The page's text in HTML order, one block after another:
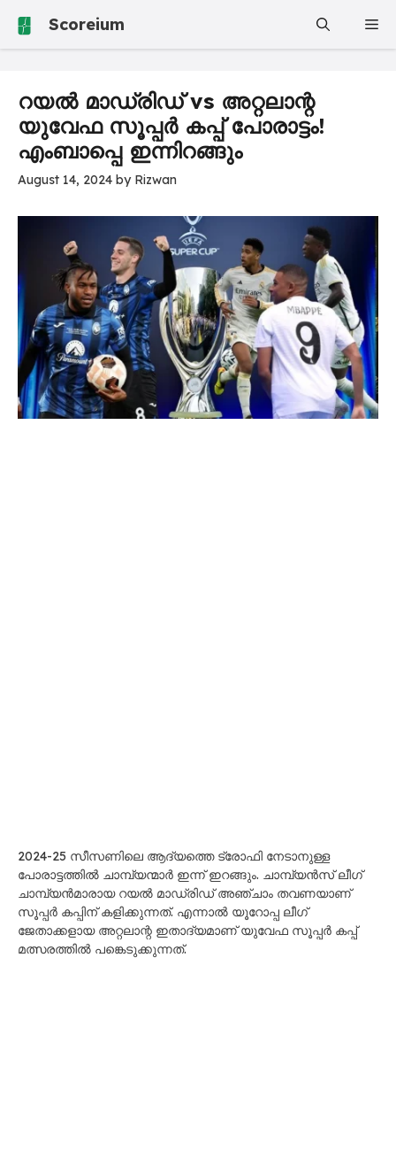
Scoreium
റയൽ മാഡ്രിഡ് vs അറ്റലാന്റ
യുവേഫ സൂപ്പർ കപ്പ് പോരാട്ടം!
എംബാപ്പെ ഇന്നിറങ്ങും
August 14, 2024 by Rizwan
2024-25 സീസണിലെ ആദ്യത്തെ ട്രോഫി നേടാനുള്ള
പോരാട്ടത്തിൽ ചാമ്പ്യന്മാർ ഇന്ന് ഇറങ്ങും. ചാമ്പ്യൻസ് ലീഗ്
ചാമ്പ്യൻമാരായ റയൽ മാഡ്രിഡ് അഞ്ചാം തവണയാണ്
സൂപ്പർ കപ്പിന് കളിക്കുന്നത്. എന്നാൽ യൂറോപ്പ ലീഗ്
ജേതാക്കളായ അറ്റലാന്റ ഇതാദ്യമാണ് യുവേഫ സൂപ്പർ കപ്പ്
മത്സരത്തിൽ പങ്കെടുക്കുന്നത്.